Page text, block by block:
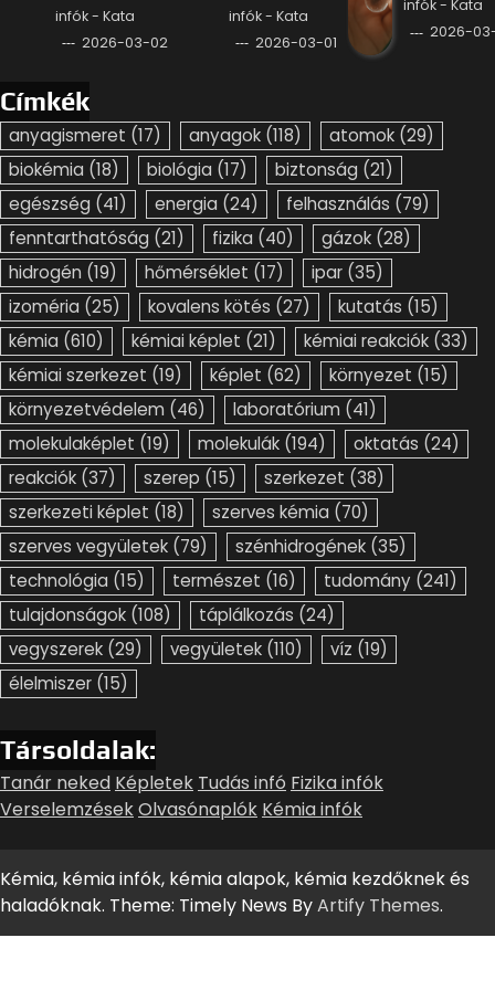
infók - Kata
2026-03-02
infók - Kata
2026-03-01
infók - Kata
2026-
Címkék
anyagismeret (17) anyagok (118) atomok (29)
biokémia (18) biológia (17) biztonság (21)
egészség (41) energia (24) felhasználás (79)
fenntarthatóság (21) fizika (40) gázok (28)
hidrogén (19) hőmérséklet (17) ipar (35)
izoméria (25) kovalens kötés (27) kutatás (15)
kémia (610) kémiai képlet (21) kémiai reakciók (33)
kémiai szerkezet (19) képlet (62) környezet (15)
környezetvédelem (46) laboratórium (41)
molekulaképlet (19) molekulák (194) oktatás (24)
reakciók (37) szerep (15) szerkezet (38)
szerkezeti képlet (18) szerves kémia (70)
szerves vegyületek (79) szénhidrogének (35)
technológia (15) természet (16) tudomány (241)
tulajdonságok (108) táplálkozás (24)
vegyszerek (29) vegyületek (110) víz (19)
élelmiszer (15)
Társoldalak:
Tanár neked Képletek Tudás infó Fizika infók
VerselemzésekOlvasónaplók Kémia infók
Kémia, kémia infók, kémia alapok, kémia kezdőknek és
haladóknak. Theme: Timely News ByArtify Themes.